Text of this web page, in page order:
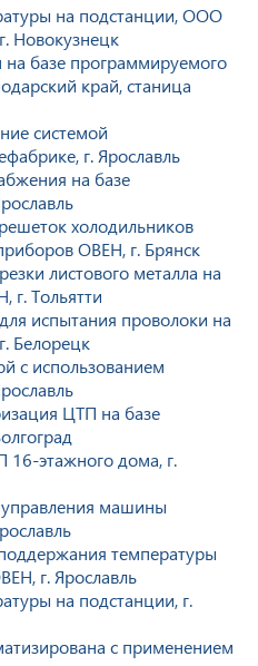
на подстанции, ООО
Новокузнецк
базе программируемого
край, станица
системой
г. Ярославль
на базе
холодильников
ОВЕН, г. Брянск
листового металла на
г. Тольятти
испытания проволоки на
Белорецк
с использованием
ЦТП на базе
16-этажного дома, г.
машины
температуры
г. Ярославль
на подстанции, г.
с применением